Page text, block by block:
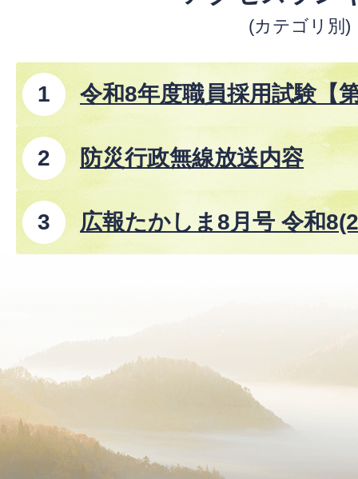
(カテゴリ別)
令和8年度職員採用試験【
防災行政無線放送内容
広報たかしま8月号 令和